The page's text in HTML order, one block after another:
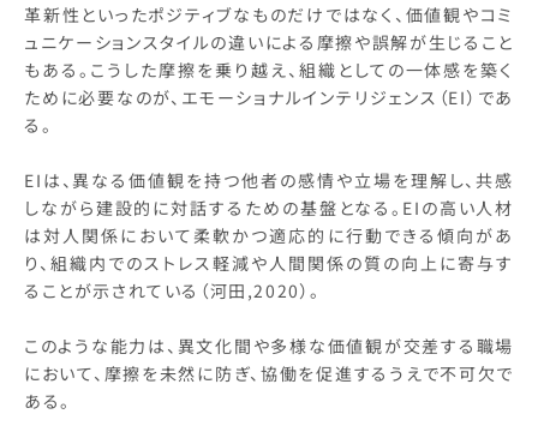
革新性といったポジティブなものだけではなく、価値観やコミ
ュニケーションスタイルの違いによる摩擦や誤解が生じること
もある。こうした摩擦を乗り越え、組織としての一体感を築く
ために必要なのが、エモーショナルインテリジェンス（EI）であ
る。
EIは、異なる価値観を持つ他者の感情や立場を理解し、共感
しながら建設的に対話するための基盤となる。EIの高い人材
は対人関係において柔軟かつ適応的に行動できる傾向があ
り、組織内でのストレス軽減や人間関係の質の向上に寄与す
ることが示されている（河田,2020）。
このような能力は、異文化間や多様な価値観が交差する職場
において、摩擦を未然に防ぎ、協働を促進するうえで不可欠で
ある。